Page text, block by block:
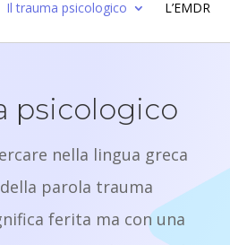
Il trauma psicologico L’EMDR
psicologico
nella lingua greca
parola trauma
ferita ma con una